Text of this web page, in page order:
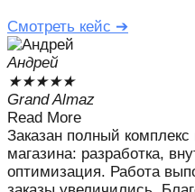
Смотреть кейс ➔
Андрей
★★★★★
Grand Almaz
Read More
Заказан полный
магазина: разработка,
оптимизация. Работа